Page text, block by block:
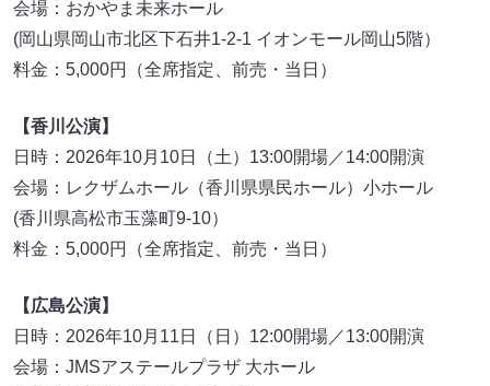
会場：おかやま未来ホール
(岡山県岡山市北区下石井1-2-1 イオンモール岡山5階）
料金：5,000円（全席指定、前売・当日）
【香川公演】
日時：2026年10月10日（土）13:00開場／14:00開演
会場：レクザムホール（香川県県民ホール）小ホール
(香川県高松市玉藻町9-10）
料金：5,000円（全席指定、前売・当日）
【広島公演】
日時：2026年10月11日（日）12:00開場／13:00開演
会場：JMSアステールプラザ 大ホール